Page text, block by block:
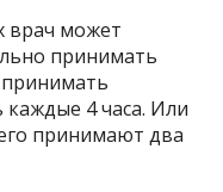
врач может
принимать
каждые 4 часа. Или
принимают два